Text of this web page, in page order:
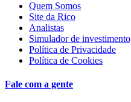
Quem Somos
Site da Rico
Analistas
Simulador de investimento
Política de Privacidade
Política de Cookies
Fale com a gente